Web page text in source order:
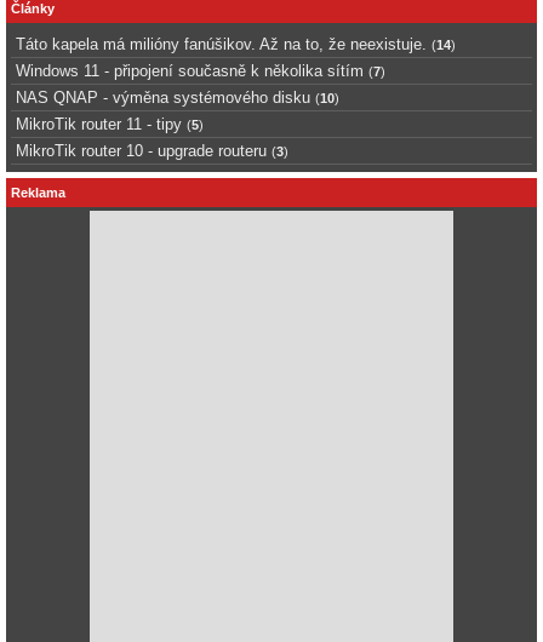
Články
Táto kapela má milióny fanúšikov. Až na to, že neexistuje. (14)
Windows 11 - připojení současně k několika sítím (7)
NAS QNAP - výměna systémového disku (10)
MikroTik router 11 - tipy (5)
MikroTik router 10 - upgrade routeru (3)
Reklama